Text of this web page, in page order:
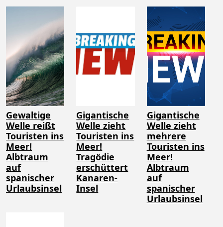
Gewaltige
Welle reißt
Touristen ins
Meer!
Albtraum
auf
spanischer
Urlaubsinsel
Gigantische
Welle zieht
Touristen ins
Meer!
Tragödie
erschüttert
Kanaren-
Insel
Gigantische
Welle zieht
mehrere
Touristen ins
Meer!
Albtraum
auf
spanischer
Urlaubsinsel